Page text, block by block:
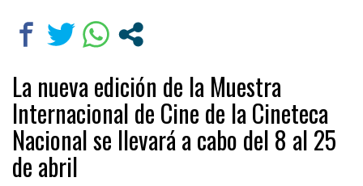
La nueva edición de la Muestra
Internacional de Cine de la Cineteca
Nacional se llevará a cabo del 8 al 25
de abril